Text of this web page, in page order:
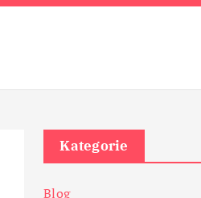
Kategorie
Blog